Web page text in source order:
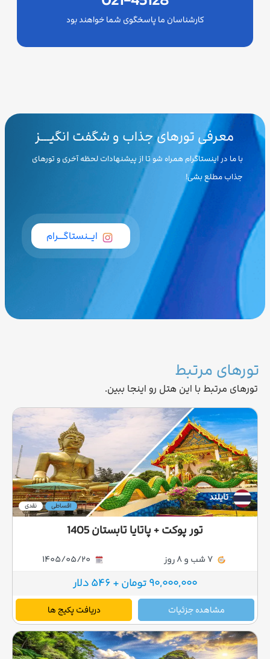
کارشناسان ما پاسخگوی شما خواهند بود
معرفی تورهای جذاب و شگفت انگیـــز
با ما در اینستاگرام همراه شو تا از پیشنهادات لحظه آخری و تورهای
جذاب مطلع بشی!
ایــنستاگـــرام
تورهای مرتبط
تورهای مرتبط با این هتل رو اینجا ببین.
تایلند
نقدی اقساطی
تور پوکت + پاتایا تابستان 1405
90,000,000 تومان + 546 دلار
مشاهده جزئیات دریافت پکیج ها